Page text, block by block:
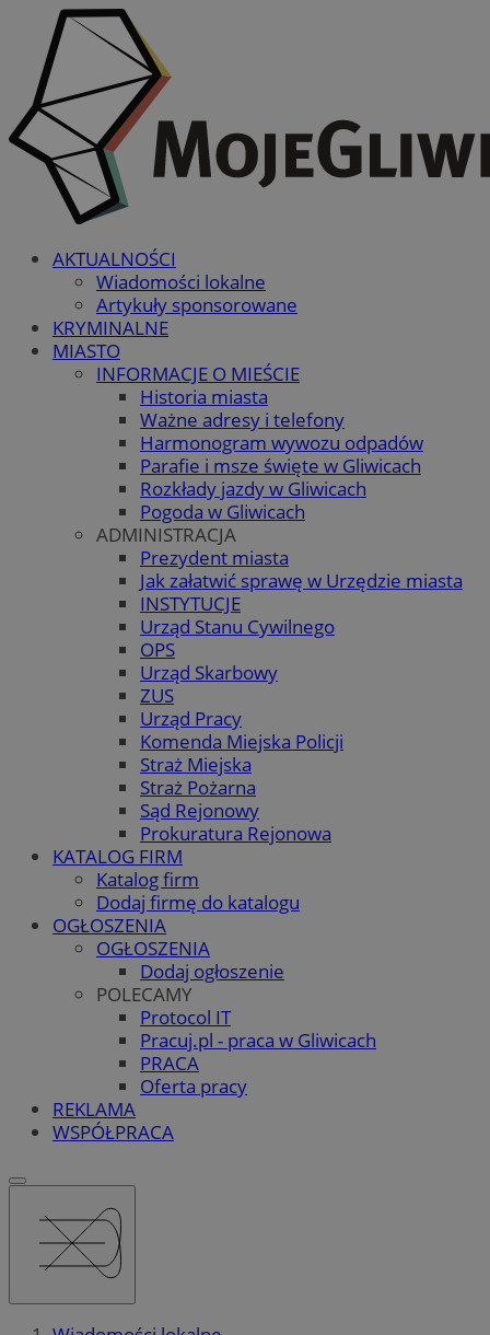
AKTUALNOŚCI
Wiadomości lokalne
Artykuły sponsorowane
KRYMINALNE
MIASTO
INFORMACJE O MIEŚCIE
Historia miasta
Ważne adresy i telefony
Harmonogram wywozu odpadów
Parafie i msze święte w Gliwicach
Rozkłady jazdy w Gliwicach
Pogoda w Gliwicach
ADMINISTRACJA
Prezydent miasta
Jak załatwić sprawę w Urzędzie miasta
INSTYTUCJE
Urząd Stanu Cywilnego
OPS
Urząd Skarbowy
ZUS
Urząd Pracy
Komenda Miejska Policji
Straż Miejska
Straż Pożarna
Sąd Rejonowy
Prokuratura Rejonowa
KATALOG FIRM
Katalog firm
Dodaj firmę do katalogu
OGŁOSZENIA
OGŁOSZENIA
Dodaj ogłoszenie
POLECAMY
Protocol IT
Pracuj.pl - praca w Gliwicach
PRACA
Oferta pracy
REKLAMA
WSPÓŁPRACA